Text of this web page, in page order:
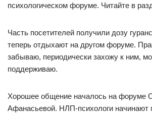
психологическом форуме. Читайте в
Часть посетителей получили дозу
теперь отдыхают на другом форуме.
забываю, периодически захожу к ним,
поддерживаю.
Хорошее общение началось на форуме
Афанасьевой. НЛП-психологи начинают